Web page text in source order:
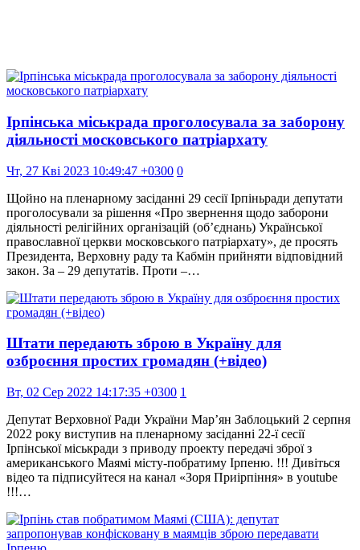
Ірпінська міськрада проголосувала за заборону
діяльності московського патріархату
Чт, 27 Кві 2023 10:49:47 +0300 0
Щойно на пленарному засіданні 29 сесії Ірпіньради депутати
проголосували за рішення «Про звернення щодо заборони
діяльності релігійних організацій (обʼєднань) Української
православної церкви московського патріархату», де просять
Президента, Верховну раду та Кабмін прийняти відповідний
закон. За – 29 депутатів. Проти –…
Штати передають зброю в Україну для
озброєння простих громадян (+відео)
Вт, 02 Сер 2022 14:17:35 +0300 1
Депутат Верховної Ради України Мар’ян Заблоцький 2 серпня
2022 року виступив на пленарному засіданні 22-ї сесії
Ірпінської міськради з приводу проекту передачі зброї з
американського Маямі місту-побратиму Ірпеню. !!! Дивіться
відео та підписуйтеся на канал «Зоря Приірпіння» в youtube
!!!…